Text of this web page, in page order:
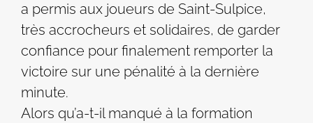
a permis aux joueurs de Saint-Sulpice,
très accrocheurs et solidaires, de garder
confiance pour finalement remporter la
victoire sur une pénalité à la dernière
minute.
Alors qu’a-t-il manqué à la formation